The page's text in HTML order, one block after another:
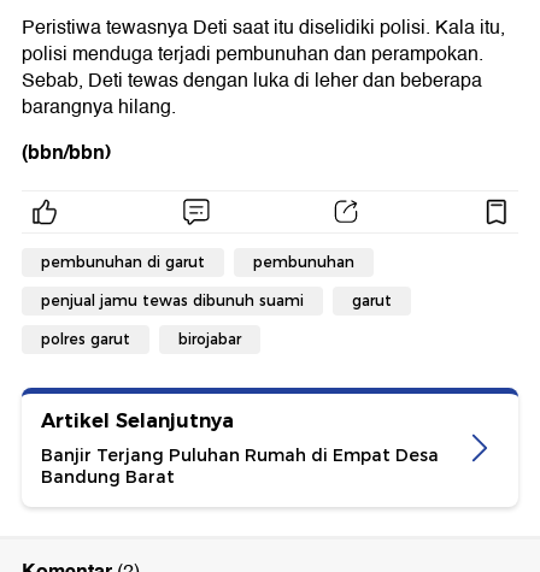
Peristiwa tewasnya Deti saat itu diselidiki polisi. Kala itu,
polisi menduga terjadi pembunuhan dan perampokan.
Sebab, Deti tewas dengan luka di leher dan beberapa
barangnya hilang.
(bbn/bbn)
pembunuhan di garut pembunuhan
penjual jamu tewas dibunuh suami garut
polres garut birojabar
Artikel Selanjutnya
Banjir Terjang Puluhan Rumah di Empat Desa
Bandung Barat